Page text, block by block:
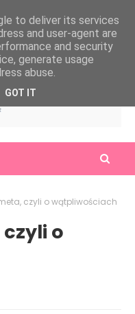
czyli o wątpliwościach
o
to deliver its services
and user-agent are
and security
generate usage
abuse.
GOT IT